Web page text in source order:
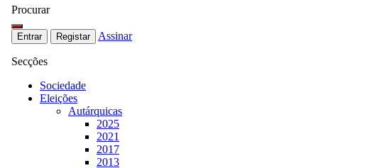
Procurar
Entrar Registar Assinar
Secções
Sociedade
Eleições
Autárquicas
2025
2021
2017
2013